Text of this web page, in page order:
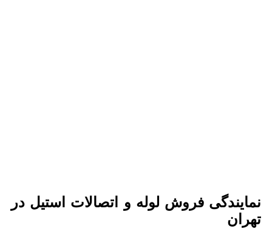
نمایندگی فروش لوله و اتصالات استیل در
تهران